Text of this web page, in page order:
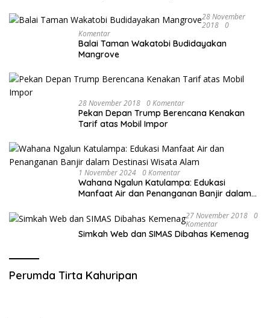
28 November
2018 0
Komentar
Balai Taman Wakatobi Budidayakan
Mangrove
28 November 2018 0 Komentar
Pekan Depan Trump Berencana Kenakan
Tarif atas Mobil Impor
1 November 2024 0 Komentar
Wahana Ngalun Katulampa: Edukasi
Manfaat Air dan Penanganan Banjir dalam
27 November 2018 0
Komentar
Simkah Web dan SIMAS Dibahas Kemenag
Perumda Tirta Kahuripan